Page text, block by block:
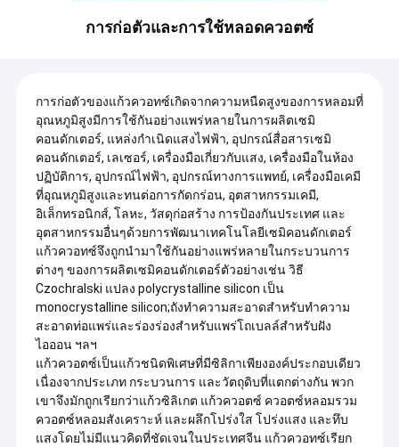
การก่อตัวและการใช้หลอดควอตซ์
การก่อตัวของแก้วควอทซ์เกิดจากความหนืดสูงของการหลอมที่
อุณหภูมิสูงมีการใช้กันอย่างแพร่หลายในการผลิตเซมิ
คอนดักเตอร์, แหล่งกำเนิดแสงไฟฟ้า, อุปกรณ์สื่อสารเซมิ
คอนดักเตอร์, เลเซอร์, เครื่องมือเกี่ยวกับแสง, เครื่องมือในห้อง
ปฏิบัติการ, อุปกรณ์ไฟฟ้า, อุปกรณ์ทางการแพทย์, เครื่องมือเคมี
ที่อุณหภูมิสูงและทนต่อการกัดกร่อน, อุตสาหกรรมเคมี,
อิเล็กทรอนิกส์, โลหะ, วัสดุก่อสร้าง การป้องกันประเทศ และ
อุตสาหกรรมอื่นๆด้วยการพัฒนาเทคโนโลยีเซมิคอนดักเตอร์
แก้วควอทซ์จึงถูกนำมาใช้กันอย่างแพร่หลายในกระบวนการ
ต่างๆ ของการผลิตเซมิคอนดักเตอร์ตัวอย่างเช่น วิธี
Czochralski แปลง polycrystalline silicon เป็น
monocrystalline silicon;ถังทำความสะอาดสำหรับทำความ
สะอาดท่อแพร่และร่องร่องสำหรับแพร่โถเบลล์สำหรับฝัง
ไอออน ฯลฯ
แก้วควอตซ์เป็นแก้วชนิดพิเศษที่มีซิลิกาเพียงองค์ประกอบเดียว
เนื่องจากประเภท กระบวนการ และวัตถุดิบที่แตกต่างกัน พวก
เขาจึงมักถูกเรียกว่าแก้วซิลิเกต แก้วควอตซ์ ควอตซ์หลอมรวม
ควอตซ์หลอมสังเคราะห์ และผลึกโปร่งใส โปร่งแสง และทึบ
แสงโดยไม่มีแนวคิดที่ชัดเจนในประเทศจีน แก้วควอทซ์เรียก